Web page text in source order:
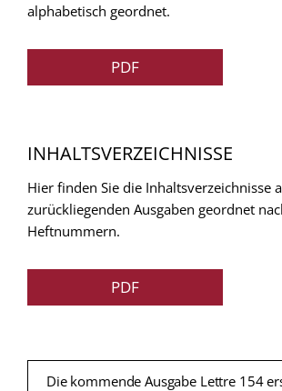
alphabetisch geordnet.
PDF
INHALTSVERZEICHNISSE
Hier finden Sie die Inhaltsverzeichnisse
zurückliegenden Ausgaben geordnet
Heftnummern.
PDF
Die kommende Ausgabe Lettre 154